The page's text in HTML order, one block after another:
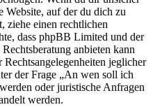
Website, auf der du dich zu
ziehe einen rechtlichen
dass phpBB Limited und der
anbieten kann
jeglicher
der Frage „An wen soll ich
oder juristische Anfragen
werden.